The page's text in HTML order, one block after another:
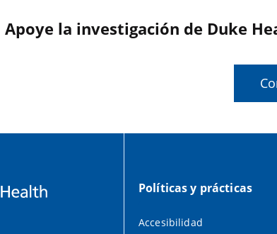
Apoye la investigación de Duke
Políticas y prácticas
Accesibilidad